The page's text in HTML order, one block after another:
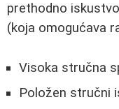
prethodno
(koja omogućava
Visoka stručna
Položen stručni